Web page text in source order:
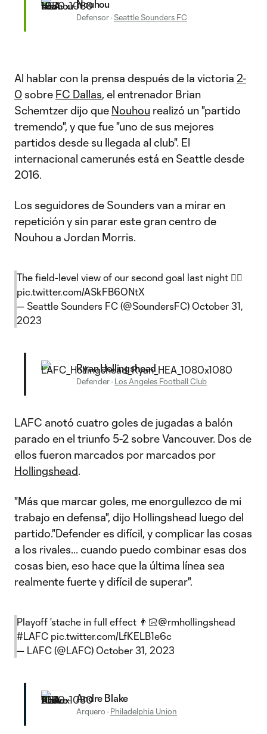
Nouhou
Defensor· Seattle Sounders FC
Al hablar con la prensa después de la victoria 2-
0 sobre FC Dallas, el entrenador Brian
Schemtzer dijo que Nouhou realizó un "partido
tremendo", y que fue "uno de sus mejores
partidos desde su llegada al club". El
internacional camerunés está en Seattle desde
2016.
Los seguidores de Sounders van a mirar en
repetición y sin parar este gran centro de
Nouhou a Jordan Morris.
The field-level view of our second goal last night 😮‍💨
pic.twitter.com/ASkFB6ONtX
— Seattle Sounders FC (@SoundersFC) October 31,
2023
Ryan Hollingshead
Defender· Los Angeles Football Club
LAFC anotó cuatro goles de jugadas a balón
parado en el triunfo 5-2 sobre Vancouver. Dos de
ellos fueron marcados por marcados por
Hollingshead.
"Más que marcar goles, me enorgullezco de mi
trabajo en defensa", dijo Hollingshead luego del
partido."Defender es difícil, y complicar las cosas
a los rivales... cuando puedo combinar esas dos
cosas bien, eso hace que la última línea sea
realmente fuerte y difícil de superar".
Playoff 'stache in full effect 👨🏻@rmhollingshead
#LAFC pic.twitter.com/LfKELB1e6c
— LAFC (@LAFC) October 31, 2023
Andre Blake
Arquero · Philadelphia Union